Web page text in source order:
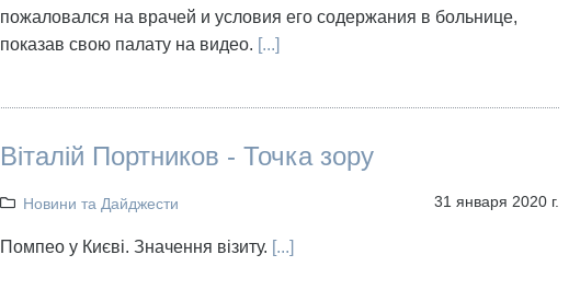
пожаловался на врачей и условия его содержания в больнице,
показав свою палату на видео. [...]
Віталій Портников - Точка зору
Новини та Дайджести 31 января 2020 г.
Помпео у Києві. Значення візиту. [...]